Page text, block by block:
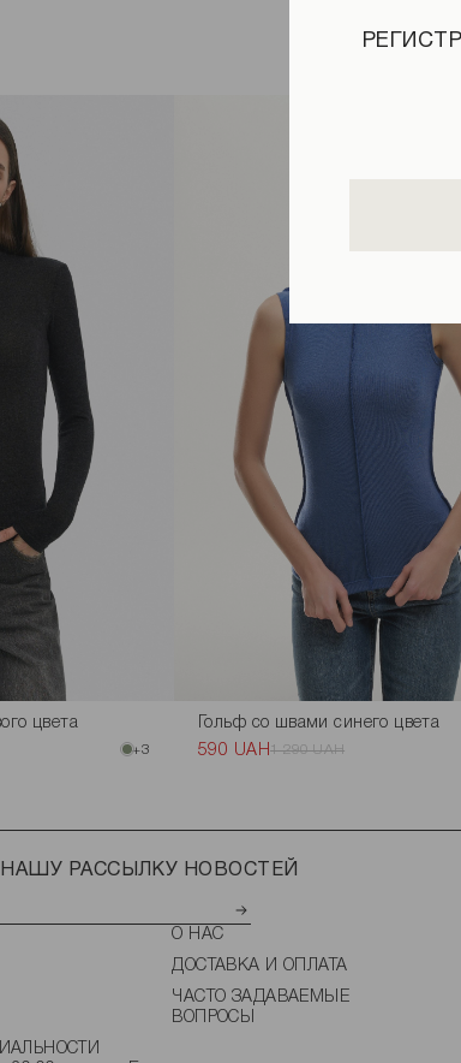
цвета
+3
Гольф со швами синего цвета
590 UAH1 290 UAH
РАССЫЛКУ НОВОСТЕЙ
О НАС
ДОСТАВКА И ОПЛАТА
ЧАСТО ЗАДАВАЕМЫЕ
ВОПРОСЫ